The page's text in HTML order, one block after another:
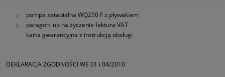
pompa zatapialna WQ250 F z pływakiem
paragon lub na życzenie faktura VAT
karta gwarancyjna z instrukcją obsługi
DEKLARACJA ZGODNOŚCI WE 01 i 04/2010